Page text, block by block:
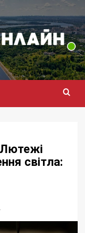
Лютежі
світла: